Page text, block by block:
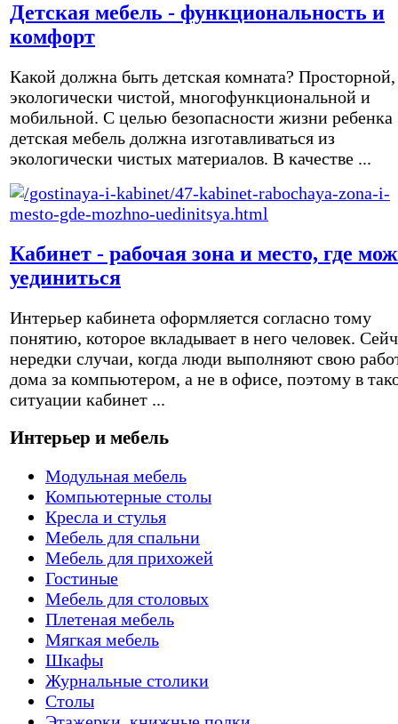
Детская мебель - функциональность и
комфорт
Какой должна быть детская комната? Просторной,
экологически чистой, многофункциональной и
мобильной. С целью безопасности жизни ребенка
детская мебель должна изготавливаться из
экологически чистых материалов. В качестве ...
Кабинет - рабочая зона и место, где
уединиться
Интерьер кабинета оформляется согласно тому
понятию, которое вкладывает в него человек.
нередки случаи, когда люди выполняют свою
дома за компьютером, а не в офисе, поэтому в
ситуации кабинет ...
Интерьер и мебель
Модульная мебель
Компьютерные столы
Кресла и стулья
Мебель для спальни
Мебель для прихожей
Гостиные
Мебель для столовых
Плетеная мебель
Мягкая мебель
Шкафы
Журнальные столики
Столы